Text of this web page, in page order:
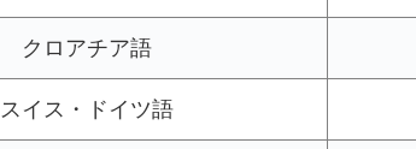
クロアチア語
スイス・ドイツ語